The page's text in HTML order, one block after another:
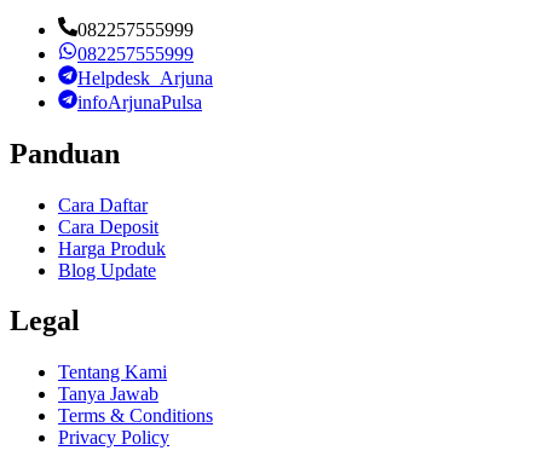
082257555999
082257555999
Helpdesk_Arjuna
infoArjunaPulsa
Panduan
Cara Daftar
Cara Deposit
Harga Produk
Blog Update
Legal
Tentang Kami
Tanya Jawab
Terms & Conditions
Privacy Policy